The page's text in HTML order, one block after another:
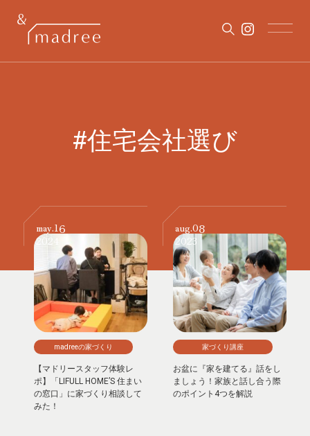
#住宅会社選び
may. 16
2024
madreeの家づくり
【マドリースタッフ体験レ
ポ】「LIFULL HOME’S 住まい
の窓口」に家づくり相談して
みた！
aug. 08
2023
家づくり講座
お盆に『家を建てる』話をし
ましょう！家族と話し合う際
のポイント4つを解説